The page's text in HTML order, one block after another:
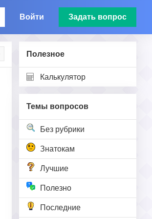
Войти Задать вопрос
Полезное
Калькулятор
Темы вопросов
Без рубрики
Знатокам
Лучшие
Полезно
Последние